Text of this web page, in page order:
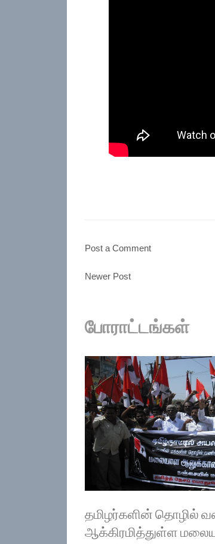
Post a Comment
Newer Post
போராட்டங்கள்
தமிழர்களின் தொழில்
ஆக்கிரமித்துள்ள